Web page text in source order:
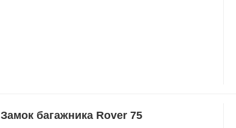
Замок багажника Rover 75